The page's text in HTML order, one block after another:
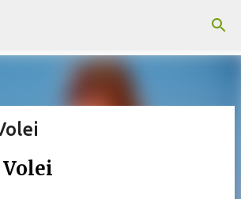
para o conteúdo principal